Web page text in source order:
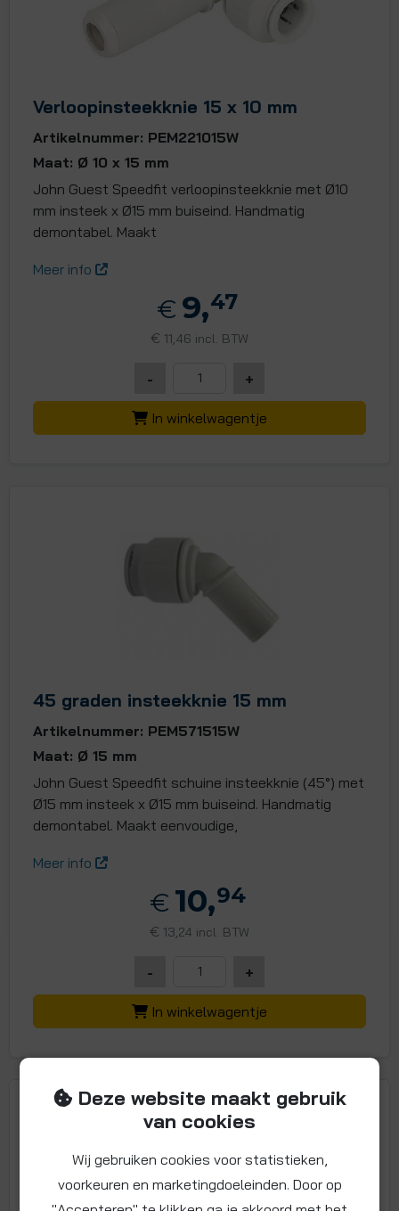
Verloopinsteekknie 15 x 10 mm
Artikelnummer: PEM221015W
Maat: Ø 10 x 15 mm
John Guest Speedfit verloopinsteekknie met Ø10
mm insteek x Ø15 mm buiseind. Handmatig
demontabel. Maakt
Meer info
€ 9,47
€ 11,46 incl. BTW
- +
In winkelwagentje
45 graden insteekknie 15 mm
Artikelnummer: PEM571515W
Maat: Ø 15 mm
John Guest Speedfit schuine insteekknie (45°) met
Ø15 mm insteek x Ø15 mm buiseind. Handmatig
demontabel. Maakt eenvoudige,
Meer info
€ 10,94
€ 13,24 incl. BTW
- +
In winkelwagentje
Deze website maakt gebruik
van cookies
Wij gebruiken cookies voor statistieken,
voorkeuren en marketingdoeleinden. Door op